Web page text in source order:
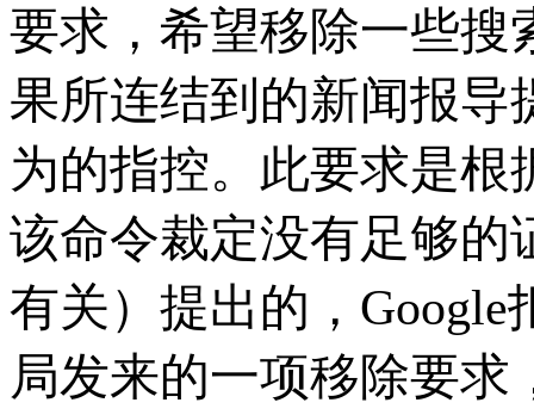
要求， 希望移除一些搜
果所连结到的新闻报导
为的指控。 此要求是根
该命令裁定没有足够的
有关）提出的， Google
局发来的一项移除要求